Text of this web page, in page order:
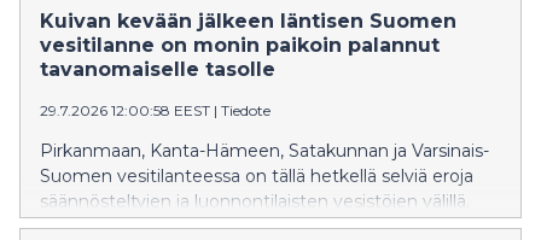
tulevaisuuteen. Erityistavoitteessa tuetaan
lastensuojelun avo-, sijais- sekä jälkihuollon piirissä
olevien lasten ja nuorten elämäntilannetta ja
sekä heidän perheidensä tarpeista lähteviä, helposti
saavutettavia tukitoimia ja palveluita, joita tuotetaan
paikallisesti lapsia ja nuoria kuunnellen.
Kuivan kevään jälkeen läntisen Suomen
vesitilanne on monin paikoin palannut
tavanomaiselle tasolle
29.7.2026 12:00:58 EEST | Tiedote
Pirkanmaan, Kanta-Hämeen, Satakunnan ja Varsinais-
Suomen vesitilanteessa on tällä hetkellä selviä eroja
säännösteltyjen ja luonnontilaisten vesistöjen välillä.
Säännöstellyillä järvillä vedenpinnat ovat